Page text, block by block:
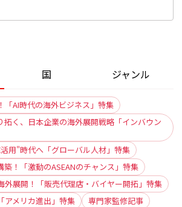
国 ジャンル
「AI時代の海外ビジネス」特集
拓く、日本企業の海外展開戦略「インバウン
用"時代へ「グローバル人材」特集
築！「激動のASEANのチャンス」特集
外展開！「販売代理店・バイヤー開拓」特集
アメリカ進出」特集
専門家監修記事